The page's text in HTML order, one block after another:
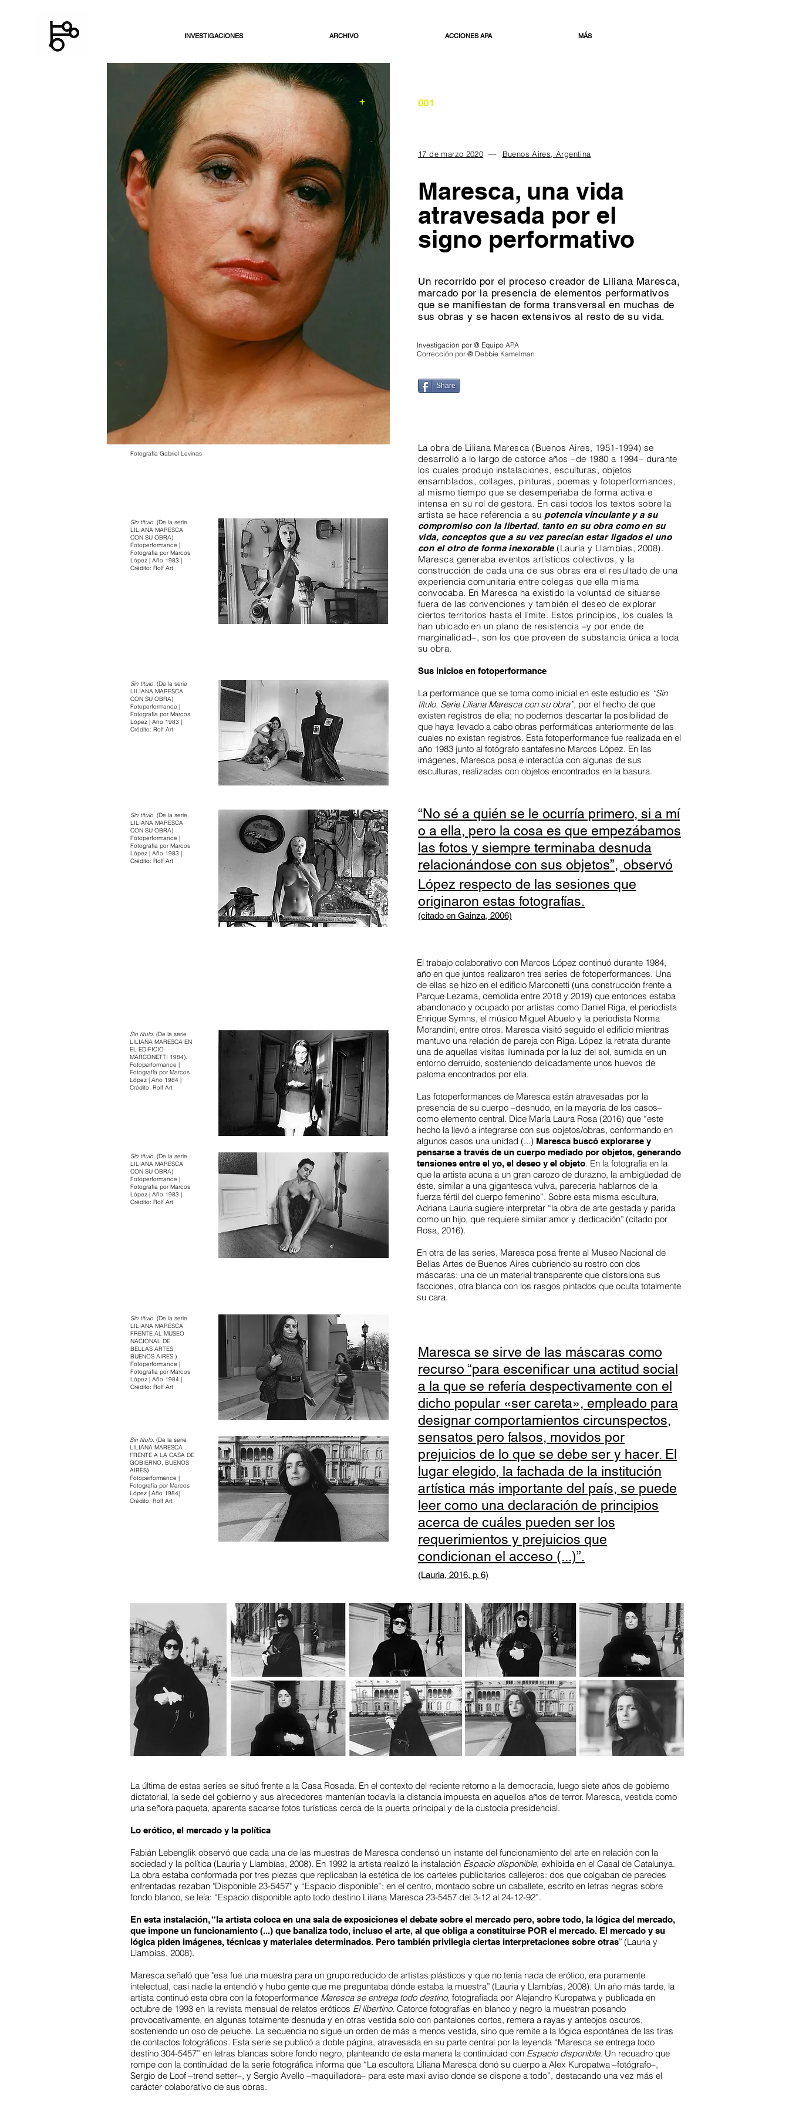
INVESTIGACIONES ARCHIVO ACCIONES APA MÁS
+
Fotografía Gabriel Levinas
Sin título. (De la serie
LILIANA MARESCA
CON SU OBRA)
Fotoperformance |
Fotografía por Marcos
López | Año 1983 |
Crédito: Rolf Art
Sin título. (De la serie
LILIANA MARESCA
CON SU OBRA)
Fotoperformance |
Fotografía por Marcos
López | Año 1983 |
Crédito: Rolf Art
001
17 de marzo 2020 –– Buenos Aires, Argentina
Maresca, una vida
atravesada por el
signo performativo
Un recorrido por el proceso creador de Liliana Maresca,
marcado por la presencia de elementos performativos
que se manifiestan de forma transversal en muchas de
sus obras y se hacen extensivos al resto de su vida.
Investigación por @ Equipo APA
Corrección por @ Debbie Kamelman
Share
La obra de Liliana Maresca (Buenos Aires, 1951-1994) se
desarrolló a lo largo de catorce años –de 1980 a 1994– durante
los cuales produjo instalaciones, esculturas, objetos
ensamblados, collages, pinturas, poemas y fotoperformances,
al mismo tiempo que se desempeñaba de forma activa e
intensa en su rol de gestora. En casi todos los textos sobre la
artista se hace referencia a su potencia vinculantey a su
compromiso con la libertad, tanto en su obra como en su
vida, conceptos que a su vez parecían estar ligados el uno
con el otro de forma inexorable(Lauría y Llambías, 2008).
Maresca generaba eventos artísticos colectivos, y la
construcción de cada una de sus obras era el resultado de una
experiencia comunitaria entre colegas que ella misma
convocaba. En Maresca ha existido la voluntad de situarse
fuera de las convenciones y también el deseo de explorar
ciertos territorios hasta el límite. Estos principios, los cuales la
han ubicado en un plano de resistencia –y por ende de
marginalidad–, son los que proveen de substancia única a toda
su obra.
Sus inicios en fotoperformance
La performance que se toma como inicial en este estudio es “Sin
título. Serie Liliana Maresca con su obra”, por el hecho de que
existen registros de ella; no podemos descartar la posibilidad de
que haya llevado a cabo obras performáticas anteriormente de las
cuales no existan registros. Esta fotoperformance fue realizada en el
año 1983 junto al fotógrafo santafesino Marcos López. En las
imágenes, Maresca posa e interactúa con algunas de sus
esculturas, realizadas con objetos encontrados en la basura.
Sin título. (De la serie
LILIANA MARESCA
CON SU OBRA)
Fotoperformance |
Fotografía por Marcos
López | Año 1983 |
Crédito: Rolf Art
“No sé a quién se le ocurría primero, si a mí
o a ella, pero la cosa es que empezábamos
las fotos y siempre terminaba desnuda
relacionándose con sus objetos”, observó
López respecto de las sesiones que
originaron estas fotografías.
(citado en Gainza, 2006)
Sin título. (De la serie
LILIANA MARESCA EN
EL EDIFICIO
MARCONETTI 1984).
Fotoperformance |
Fotografía por Marcos
López | Año 1984 |
Crédito: Rolf Art
Sin título. (De la serie
LILIANA MARESCA
CON SU OBRA)
Fotoperformance |
Fotografía por Marcos
López | Año 1983 |
Crédito: Rolf Art
El trabajo colaborativo con Marcos López continuó durante 1984,
año en que juntos realizaron tres series de fotoperformances. Una
de ellas se hizo en el edificio Marconetti (una construcción frente a
Parque Lezama, demolida entre 2018 y 2019) que entonces estaba
abandonado y ocupado por artistas como Daniel Riga, el periodista
Enrique Symns, el músico Miguel Abuelo y la periodista Norma
Morandini, entre otros. Maresca visitó seguido el edificio mientras
mantuvo una relación de pareja con Riga. López la retrata durante
una de aquellas visitas iluminada por la luz del sol, sumida en un
entorno derruido, sosteniendo delicadamente unos huevos de
paloma encontrados por ella.
Las fotoperformances de Maresca están atravesadas por la
presencia de su cuerpo –desnudo, en la mayoría de los casos–
como elemento central. Dice María Laura Rosa (2016) que “este
hecho la llevó a integrarse con sus objetos/obras, conformando en
algunos casos una unidad (...) Maresca buscó explorarse y
pensarse a través de un cuerpo mediado por objetos, generando
tensiones entre el yo, el deseo y el objeto. En la fotografía en la
que la artista acuna a un gran carozo de durazno, la ambigüedad de
éste, similar a una gigantesca vulva, parecería hablarnos de la
fuerza fértil del cuerpo femenino”. Sobre esta misma escultura,
Adriana Lauria sugiere interpretar “la obra de arte gestada y parida
como un hijo, que requiere similar amor y dedicación” (citado por
Rosa, 2016).
En otra de las series, Maresca posa frente al Museo Nacional de
Bellas Artes de Buenos Aires cubriendo su rostro con dos
máscaras: una de un material transparente que distorsiona sus
facciones, otra blanca con los rasgos pintados que oculta totalmente
su cara.
Sin título. (De la serie
LILIANA MARESCA
FRENTE AL MUSEO
NACIONAL DE
BELLAS ARTES,
BUENOS AIRES.)
Fotoperformance |
Fotografía por Marcos
López | Año 1984 |
Crédito: Rolf Art
Sin título. (De la serie
LILIANA MARESCA
FRENTE A LA CASA DE
GOBIERNO, BUENOS
AIRES)
Fotoperformance |
Fotografía por Marcos
López | Año 1984|
Crédito: Rolf Art
Maresca se sirve de las máscaras como
recurso “para escenificar una actitud social
a la que se refería despectivamente con el
dicho popular «ser careta», empleado para
designar comportamientos circunspectos,
sensatos pero falsos, movidos por
prejuicios de lo que se debe ser y hacer. El
lugar elegido, la fachada de la institución
artística más importante del país, se puede
leer como una declaración de principios
acerca de cuáles pueden ser los
requerimientos y prejuicios que
condicionan el acceso (...)”.
(Lauria, 2016, p. 6)
La última de estas series se situó frente a la Casa Rosada. En el contexto del reciente retorno a la democracia, luego siete años de gobierno
dictatorial, la sede del gobierno y sus alrededores mantenían todavía la distancia impuesta en aquellos años de terror. Maresca, vestida como
una señora paqueta, aparenta sacarse fotos turísticas cerca de la puerta principal y de la custodia presidencial.
Lo erótico, el mercado y la política
Fabián Lebenglik observó que cada una de las muestras de Maresca condensó un instante del funcionamiento del arte en relación con la
sociedad y la política (Lauria y Llambías, 2008). En 1992 la artista realizó la instalación Espacio disponible, exhibida en el Casal de Catalunya.
La obra estaba conformada por tres piezas que replicaban la estética de los carteles publicitarios callejeros: dos que colgaban de paredes
enfrentadas rezaban "Disponible 23-5457" y “Espacio disponible”; en el centro, montado sobre un caballete, escrito en letras negras sobre
fondo blanco, se leía: “Espacio disponible apto todo destino Liliana Maresca 23-5457 del 3-12 al 24-12-92”.
En esta instalación, “la artista coloca en una sala de exposiciones el debate sobre el mercado pero, sobre todo, la lógica del mercado,
que impone un funcionamiento (...) que banaliza todo, incluso el arte, al que obliga a constituirse POR el mercado. El mercado y su
lógica piden imágenes, técnicas y materiales determinados. Pero también privilegia ciertas interpretaciones sobre otras” (Lauria y
Llambías, 2008).
Maresca señaló que "esa fue una muestra para un grupo reducido de artistas plásticos y que no tenía nada de erótico, era puramente
intelectual, casi nadie la entendió y hubo gente que me preguntaba dónde estaba la muestra” (Lauria y Llambías, 2008). Un año más tarde, la
artista continuó esta obra con la fotoperformance Maresca se entrega todo destino, fotografiada por Alejandro Kuropatwa y publicada en
octubre de 1993 en la revista mensual de relatos eróticos El libertino. Catorce fotografías en blanco y negro la muestran posando
provocativamente, en algunas totalmente desnuda y en otras vestida solo con pantalones cortos, remera a rayas y anteojos oscuros,
sosteniendo un oso de peluche. La secuencia no sigue un orden de más a menos vestida, sino que remite a la lógica espontánea de las tiras
de contactos fotográficos. Esta serie se publicó a doble página, atravesada en su parte central por la leyenda “Maresca se entrega todo
destino 304-5457” en letras blancas sobre fondo negro, planteando de esta manera la continuidad con Espacio disponible. Un recuadro que
rompe con la continuidad de la serie fotográfica informa que “La escultora Liliana Maresca donó su cuerpo a Alex Kuropatwa –fotógrafo–,
Sergio de Loof –trend setter–, y Sergio Avello –maquilladora– para este maxi aviso donde se dispone a todo”, destacando una vez más el
carácter colaborativo de sus obras.